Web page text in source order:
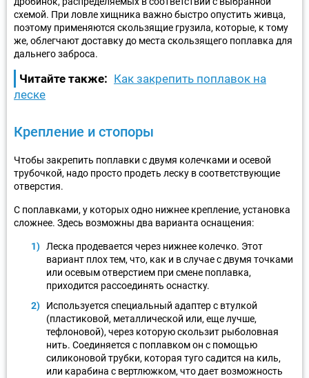
схемой. При ловле хищника важно быстро опустить живца,
поэтому применяются скользящие грузила, которые, к тому
же, облегчают доставку до места скользящего поплавка для
дальнего заброса.
Читайте также: Как закрепить поплавок на
леске
Крепление и стопоры
Чтобы закрепить поплавки с двумя колечками и осевой
трубочкой, надо просто продеть леску в соответствующие
отверстия.
С поплавками, у которых одно нижнее крепление, установка
сложнее. Здесь возможны два варианта оснащения:
Леска продевается через нижнее колечко. Этот
вариант плох тем, что, как и в случае с двумя точками
или осевым отверстием при смене поплавка,
приходится рассоединять оснастку.
Используется специальный адаптер с втулкой
(пластиковой, металлической или, еще лучше,
тефлоновой), через которую скользит рыболовная
нить. Соединяется с поплавком он с помощью
силиконовой трубки, которая туго садится на киль,
или карабина с вертлюжком, что дает возможность